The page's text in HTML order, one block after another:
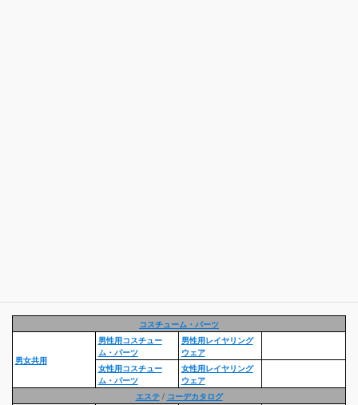
コスチューム・パーツ
男女共用
男性用コスチュー
ム・パーツ
男性用レイヤリング
ウェア
女性用コスチュー
ム・パーツ
女性用レイヤリング
ウェア
エステ/ コーデカタログ